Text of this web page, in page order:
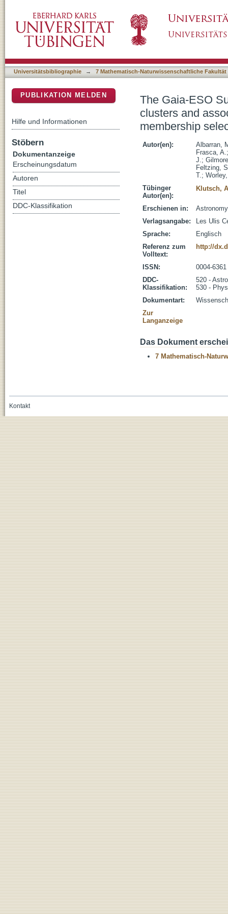
Expanded cluster sample and final
Universitätsbibliographie → 7 Mathematisch-Naturwissenschaftliche Fakultät
The Gaia-ESO
clusters and
membership
Autor(en):
Albarran,
Frasca, A.
J.;
Feltzing,
T.;
Tübinger
Autor(en):
Klutsch,
Erschienen in:
Verlagsangabe:
Les Ulis
Sprache:
Englisch
Referenz zum
Volltext:
http://
ISSN:
0004-6361
DDC-
Klassifikation:
520 -
530 -
Dokumentart:
Zur
Langanzeige
Das Dokument
7 Mathematisch-
PUBLIKATION MELDEN
Hilfe und Informationen
Stöbern
Dokumentanzeige
Erscheinungsdatum
Autoren
Titel
DDC-Klassifikation
Kontakt